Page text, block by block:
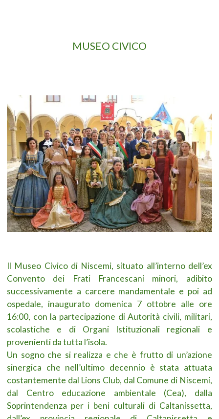
MUSEO CIVICO
Il Museo Civico di Niscemi, situato all’interno dell’ex
Convento dei Frati Francescani minori, adibito
successivamente a carcere mandamentale e poi ad
ospedale, inaugurato domenica 7 ottobre alle ore
16:00, con la partecipazione di Autorità civili, militari,
scolastiche e di Organi Istituzionali regionali e
provenienti da tutta l’isola.
Un sogno che si realizza e che è frutto di un’azione
sinergica che nell’ultimo decennio è stata attuata
costantemente dal Lions Club, dal Comune di Niscemi,
dal Centro educazione ambientale (Cea), dalla
Soprintendenza per i beni culturali di Caltanissetta,